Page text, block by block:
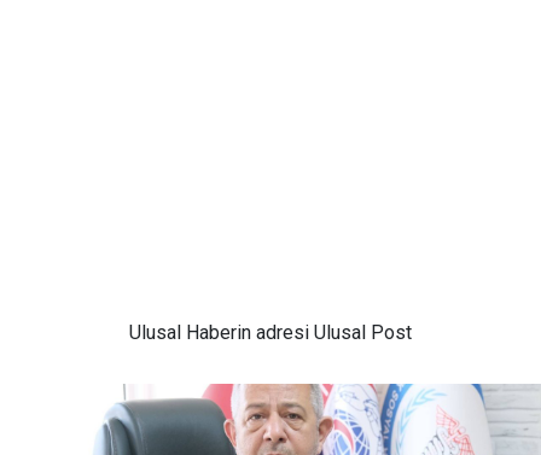
Ulusal Haberin adresi Ulusal Post